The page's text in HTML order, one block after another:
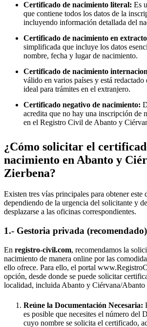
Certificado de nacimiento literal: Es
que contiene todos los datos de la
incluyendo información detallada del
Certificado de nacimiento en
simplificada que incluye los datos
nombre, fecha y lugar de nacimiento.
Certificado de nacimiento
válido en varios países y está
ideal para trámites en el extranjero.
Certificado negativo de nacimiento:
acredita que no hay una inscripción de
en el Registro Civil de Abanto y
¿Cómo solicitar el
nacimiento enAbanto y
Zierbena?
Existen tres vías principales para obtener este
dependiendo de la urgencia del solicitante y
desplazarse a las oficinas correspondientes.
1.- Gestoria privada (recomendado)
En registro-civil.com, recomendamos la
nacimiento de manera online por las
ello ofrece. Para ello, el portal
opción, desde donde se puede solicitar
localidad, incluida Abanto y Ciérvana/Abanto
Reúne la Documentación Necesaria:
es posible que necesites el número del
cuyo nombre se solicita el certificado,